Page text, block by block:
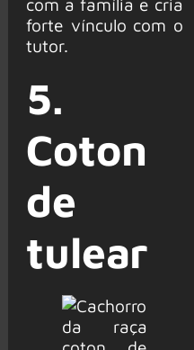
forte vínculo com o
tutor.
5.
Coton
de
tulear